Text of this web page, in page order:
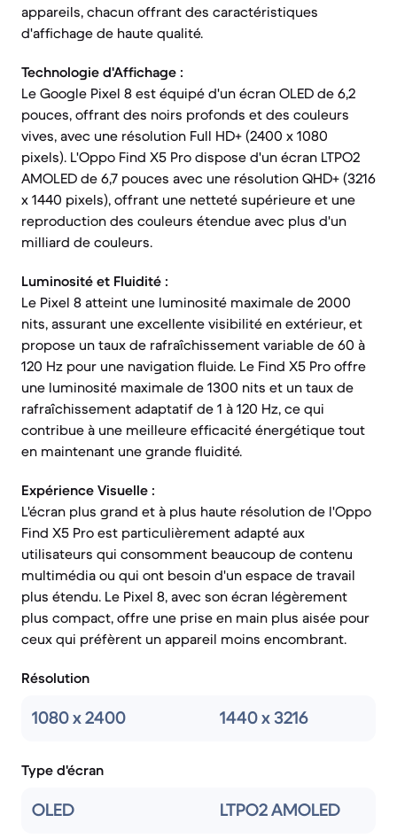
appareils, chacun offrant des caractéristiques
d'affichage de haute qualité.
Technologie d'Affichage :
Le Google Pixel 8 est équipé d'un écran OLED de 6,2
pouces, offrant des noirs profonds et des couleurs
vives, avec une résolution Full HD+ (2400 x 1080
pixels). L'Oppo Find X5 Pro dispose d'un écran LTPO2
AMOLED de 6,7 pouces avec une résolution QHD+ (3216
x 1440 pixels), offrant une netteté supérieure et une
reproduction des couleurs étendue avec plus d'un
milliard de couleurs.
Luminosité et Fluidité :
Le Pixel 8 atteint une luminosité maximale de 2000
nits, assurant une excellente visibilité en extérieur, et
propose un taux de rafraîchissement variable de 60 à
120 Hz pour une navigation fluide. Le Find X5 Pro offre
une luminosité maximale de 1300 nits et un taux de
rafraîchissement adaptatif de 1 à 120 Hz, ce qui
contribue à une meilleure efficacité énergétique tout
en maintenant une grande fluidité.
Expérience Visuelle :
L'écran plus grand et à plus haute résolution de l'Oppo
Find X5 Pro est particulièrement adapté aux
utilisateurs qui consomment beaucoup de contenu
multimédia ou qui ont besoin d'un espace de travail
plus étendu. Le Pixel 8, avec son écran légèrement
plus compact, offre une prise en main plus aisée pour
ceux qui préfèrent un appareil moins encombrant.
Résolution
1080 x 2400 1440 x 3216
Type d'écran
OLED LTPO2 AMOLED